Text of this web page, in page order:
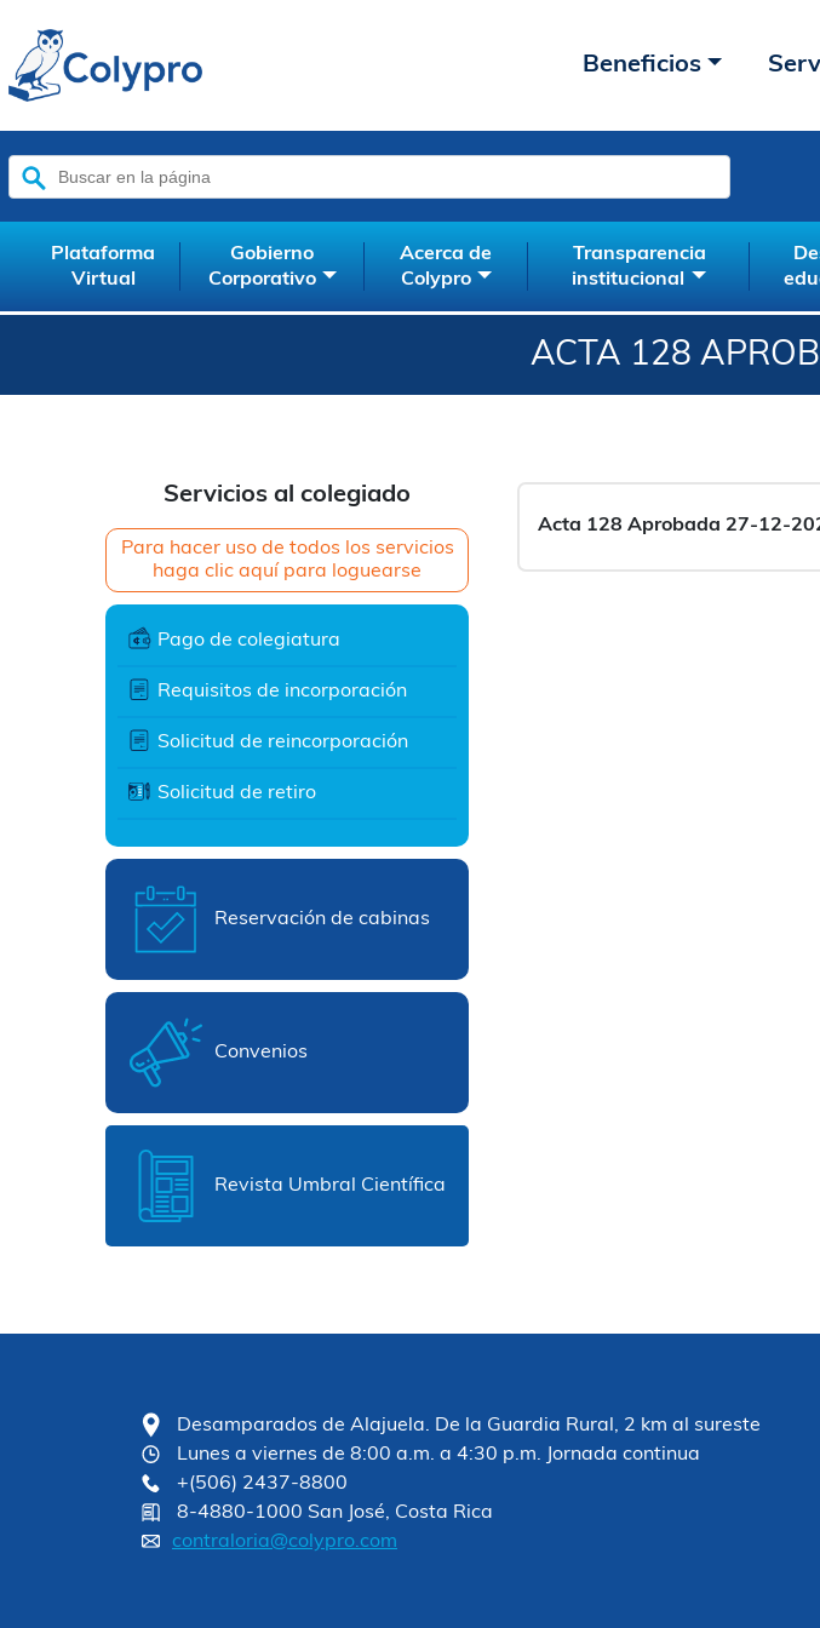
Beneficios
Buscar:
Plataforma
Virtual
Gobierno
Corporativo
Acerca de
Colypro
Transparencia
institucional
ACTA 128
Servicios al colegiado
Para hacer uso de todos los servicios
haga clic aquí para loguearse
Pago de colegiatura
Requisitos de incorporación
Solicitud de reincorporación
Solicitud de retiro
Reservación de cabinas
Convenios
Revista Umbral Científica
Acta 128 Aprobada 27-12-
Desamparados de Alajuela. De la Guardia Rural, 2 km al sureste
Lunes a viernes de 8:00 a.m. a 4:30 p.m. Jornada continua
+(506) 2437-8800
8-4880-1000 San José, Costa Rica
contraloria@colypro.com